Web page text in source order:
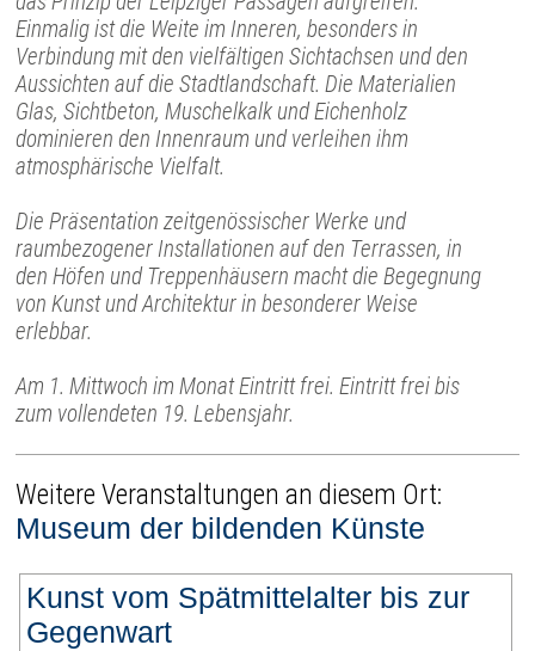
Einmalig ist die Weite im Inneren, besonders in
Verbindung mit den vielfältigen Sichtachsen und den
Aussichten auf die Stadtlandschaft. Die Materialien
Glas, Sichtbeton, Muschelkalk und Eichenholz
dominieren den Innenraum und verleihen ihm
atmosphärische Vielfalt.
Die Präsentation zeitgenössischer Werke und
raumbezogener Installationen auf den Terrassen, in
den Höfen und Treppenhäusern macht die Begegnung
von Kunst und Architektur in besonderer Weise
erlebbar.
Am 1. Mittwoch im Monat Eintritt frei. Eintritt frei bis
zum vollendeten 19. Lebensjahr.
Weitere Veranstaltungen an diesem Ort:
Museum der bildenden Künste
Kunst vom Spätmittelalter bis zur
Gegenwart